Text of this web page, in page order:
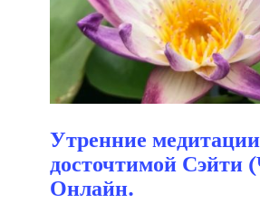
Утренние
досточтимой Сэйти
Онлайн.